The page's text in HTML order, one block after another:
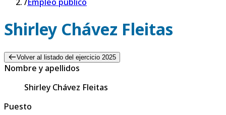
Shirley Chávez Fleitas
Volver al listado del ejercicio 2025
Nombre y apellidos
Shirley Chávez Fleitas
Puesto